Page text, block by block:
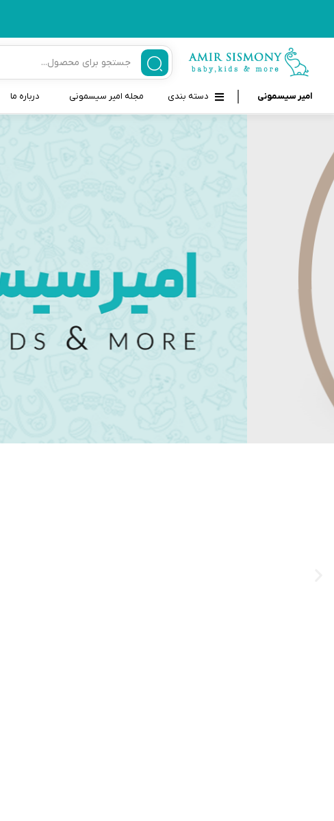
امیر سیسمونی دسته بندی
سرنگ داروخوری نوزاد
مسواک و خمیر دندان کودک
تب سنج نوزاد و کودک
دستگاه بخور سرد کودک
حمل و نقل نوزاد
لوازم حمام نوزاد
لوازم اتاق نوزاد و کودک
اسباب بازی دخترانه و پسرانه
اسباب بازی نوزاد
مجله امیر سیسمونی درباره ما